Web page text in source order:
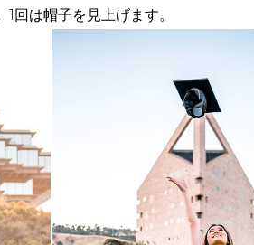
回は帽子を見上げます。